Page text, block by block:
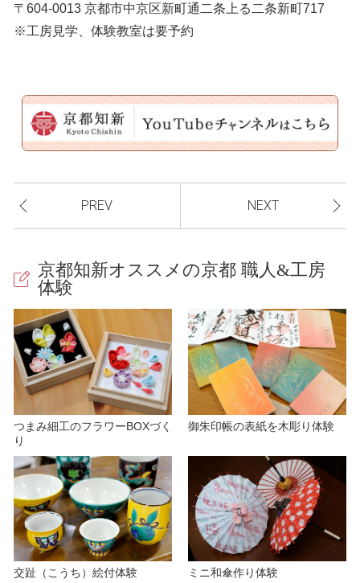
〒604-0013 京都市中京区新町通二条上る二条新町717
※工房見学、体験教室は要予約
PREV NEXT
京都知新オススメの京都 職人&工房
体験
つまみ細工のフラワーBOXづく
り
御朱印帳の表紙を木彫り体験
交趾（こうち）絵付体験 ミニ和傘作り体験